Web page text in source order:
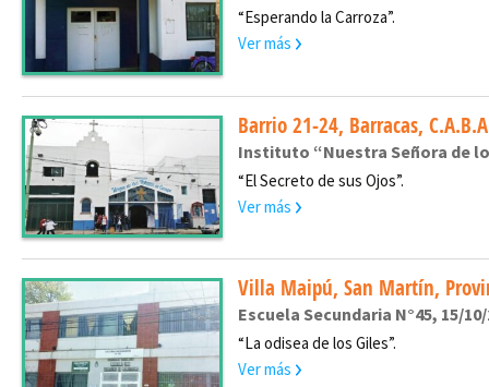
“Esperando la Carroza”.
Ver más
Barrio 21-24, Barracas,
Instituto “Nuestra Señora de
“El Secreto de sus Ojos”.
Ver más
Villa Maipú, San Martín,
Escuela Secundaria N°45, 15/
“La odisea de los Giles”.
Ver más